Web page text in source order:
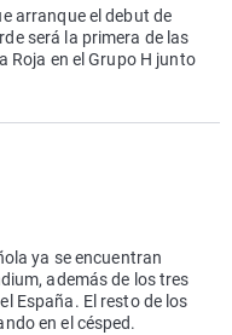
arranque el debut de
será la primera de las
Roja en el Grupo H junto
ya se encuentran
además de los tres
España. El resto de los
en el césped.